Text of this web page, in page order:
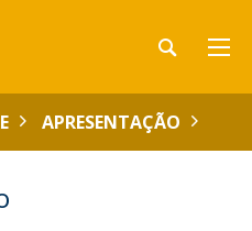
APRESENTAÇÃO